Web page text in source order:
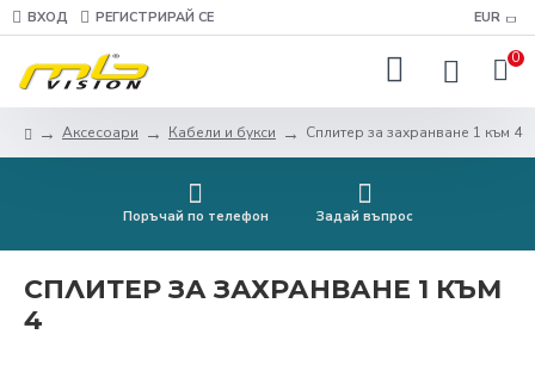
ВХОД РЕГИСТРИРАЙ СЕ EUR
0
Аксесоари Кабели и букси Сплитер за захранване 1 към 4
Поръчай по телефон Задай въпрос
СПЛИТЕР ЗА ЗАХРАНВАНЕ 1 КЪМ
4